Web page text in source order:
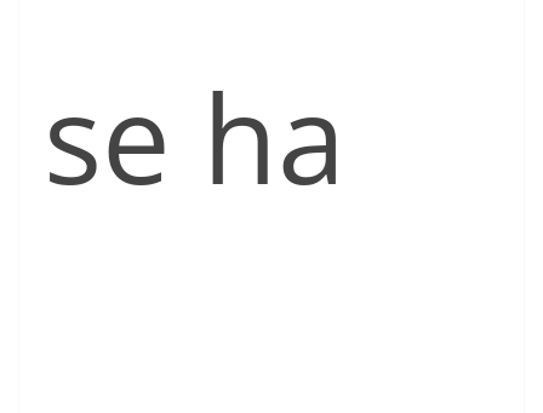
se ha